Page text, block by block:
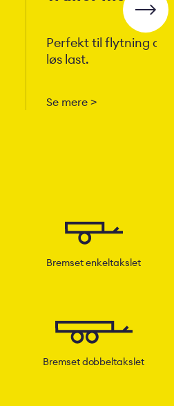
Perfekt til flytning af
løs last.
Se mere
Bremset enkeltakslet
Bremset dobbeltakslet